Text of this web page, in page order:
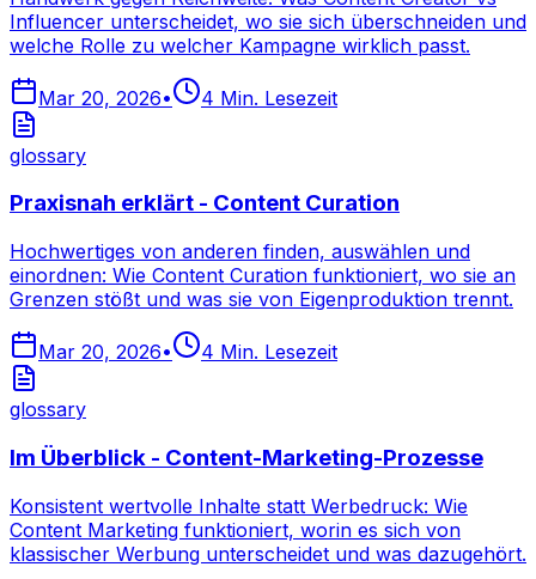
Influencer unterscheidet, wo sie sich überschneiden und
welche Rolle zu welcher Kampagne wirklich passt.
Mar 20, 2026• 4 Min. Lesezeit
glossary
Praxisnah erklärt - Content Curation
Hochwertiges von anderen finden, auswählen und
einordnen: Wie Content Curation funktioniert, wo sie an
Grenzen stößt und was sie von Eigenproduktion trennt.
Mar 20, 2026• 4 Min. Lesezeit
glossary
Im Überblick - Content-Marketing-Prozesse
Konsistent wertvolle Inhalte statt Werbedruck: Wie
Content Marketing funktioniert, worin es sich von
klassischer Werbung unterscheidet und was dazugehört.